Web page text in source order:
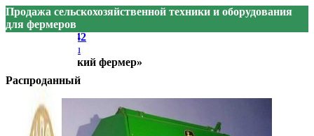
Продажа сельскохозяйственной техники и оборудования
для фермеров
+7 905 074-74-42
sibfermer@bk.ru
ООО «Сибирский фермер»
Распроданный